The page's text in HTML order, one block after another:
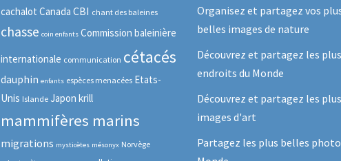
cachalot Canada CBI chant des baleines
chasse coin enfants Commission baleinière
internationale communication cétacés
dauphin enfants espèces menacées Etats-
Unis Islande Japon krill
mammifères marins
migrations mysticètes mésonyx Norvège
Organisez et partagez vos
belles images de nature
Découvrez et partagez les
endroits du Monde
Découvrez et partagez les
images d'art
Partagez les plus belles